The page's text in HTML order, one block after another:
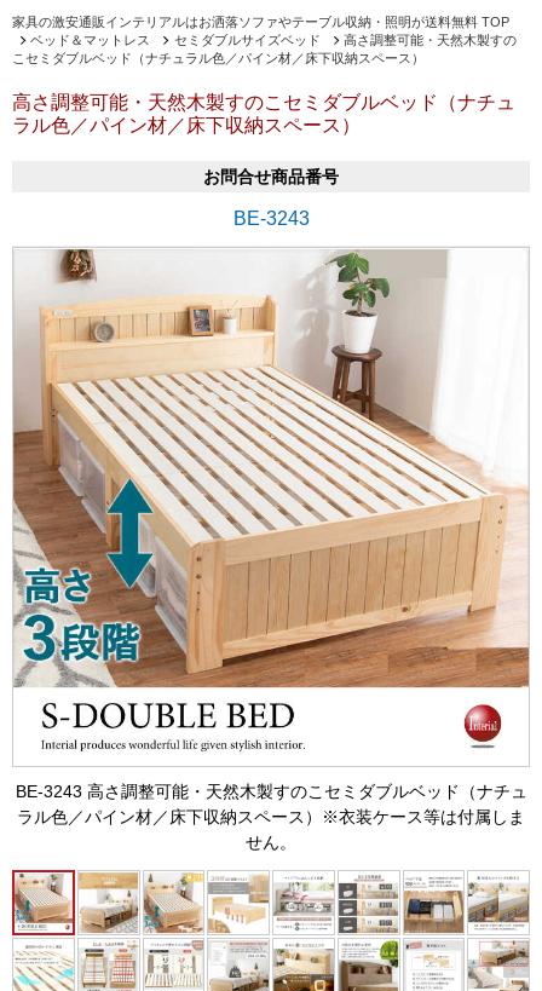
家具の激安通販インテリアルはお洒落ソファやテーブル収納・照明が送料無料 TOP
ベッド＆マットレス
セミダブルサイズベッド
高さ調整可能・天然木製すの
こセミダブルベッド（ナチュラル色／パイン材／床下収納スペース）
高さ調整可能・天然木製すのこセミダブルベッド（ナチュ
ラル色／パイン材／床下収納スペース）
お問合せ商品番号
BE-3243
BE-3243 高さ調整可能・天然木製すのこセミダブルベッド（ナチュ
ラル色／パイン材／床下収納スペース）※衣装ケース等は付属しま
せん。